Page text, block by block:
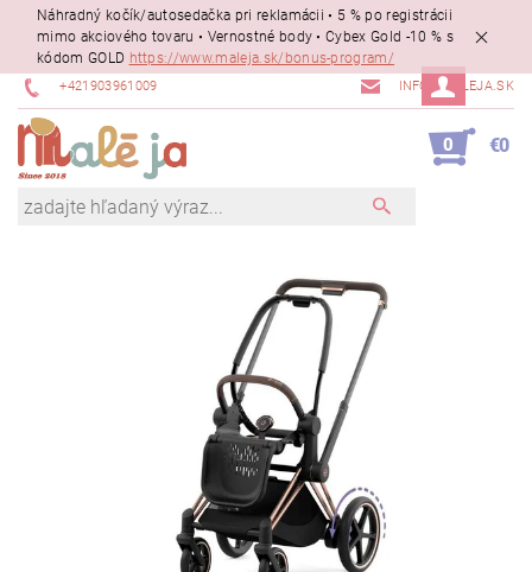
Náhradný kočík/autosedačka pri reklamácii • 5 % po registrácii
mimo akciového tovaru • Vernostné body • Cybex Gold -10 % s
kódom GOLD https://www.maleja.sk/bonus-program/
+421903961009 INFO@MALEJA.SK
0 €0